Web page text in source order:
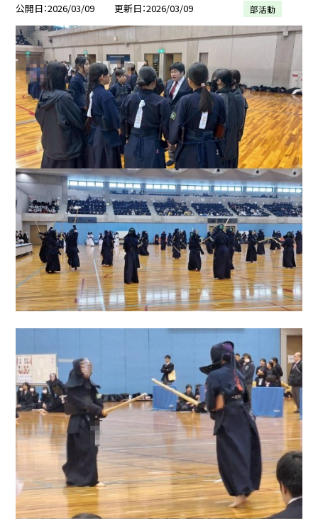
公開日 2026/03/09 更新日 2026/03/09 部活動